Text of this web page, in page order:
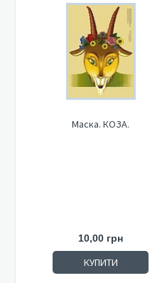
Маска. КОЗА.
10,00 грн
КУПИТИ